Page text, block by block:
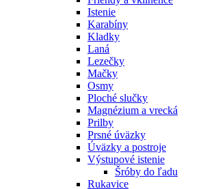
Istenie
Karabíny
Kladky
Laná
Lezečky
Mačky
Osmy
Ploché slučky
Magnézium a vrecká
Prilby
Prsné úväzky
Úväzky a postroje
Výstupové istenie
Šróby do ľadu
Rukavice